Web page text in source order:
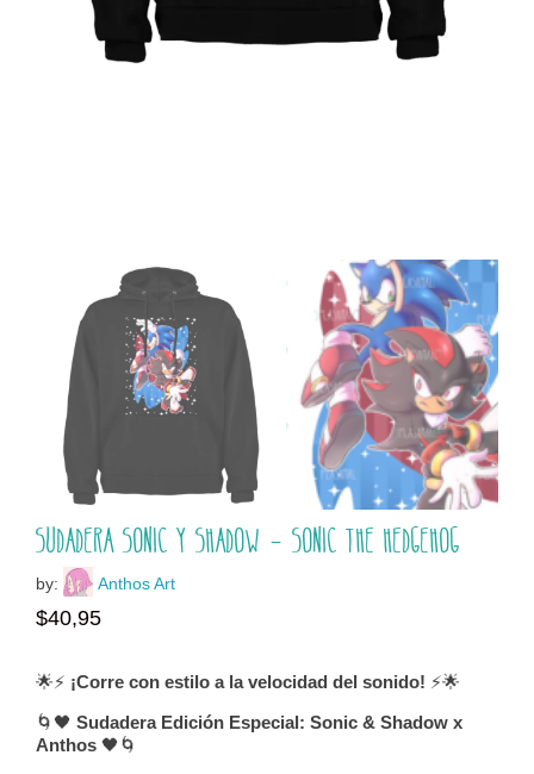
Sudadera Sonic y Shadow – Sonic The Hedgehog
by: Anthos Art
$40,95
🌟⚡️ ¡Corre con estilo a la velocidad del sonido! ⚡️🌟
🌀🖤 Sudadera Edición Especial: Sonic & Shadow x
Anthos 🖤🌀